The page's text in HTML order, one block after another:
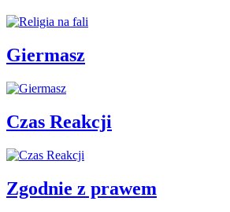
Giermasz
Czas Reakcji
Zgodnie z prawem